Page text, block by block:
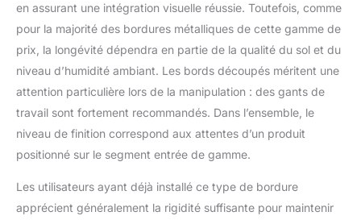
années. Le bord
supérieur de la bordure
de tonte est bordé, ce
qui vous protège, vous
et vos enfants, contre
les blessures.
𝐅𝐋𝐄𝐗𝐈𝐁𝐋𝐄 𝐄𝐓 𝐑𝐎𝐁𝐔𝐒𝐓𝐄
: La séparation permet
également de créer des
formes courbes, car
pelouse peuvent être
facilement pliées pour
en assurant une intégration visuelle réussie. Toutefois, comme
pour la majorité des bordures métalliques de cette gamme de
prix, la longévité dépendra en partie de la qualité du sol et du
niveau d’humidité ambiant. Les bords découpés méritent une
attention particulière lors de la manipulation : des gants de
travail sont fortement recommandés. Dans l’ensemble, le
niveau de finition correspond aux attentes d’un produit
positionné sur le segment entrée de gamme.
Les utilisateurs ayant déjà installé ce type de bordure
apprécient généralement la rigidité suffisante pour maintenir